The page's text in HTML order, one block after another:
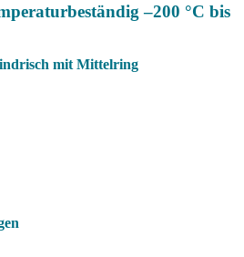
–200 °C bis
mit Mittelring